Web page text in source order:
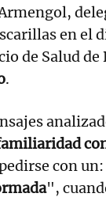
en el
de Salud de
.
con
",